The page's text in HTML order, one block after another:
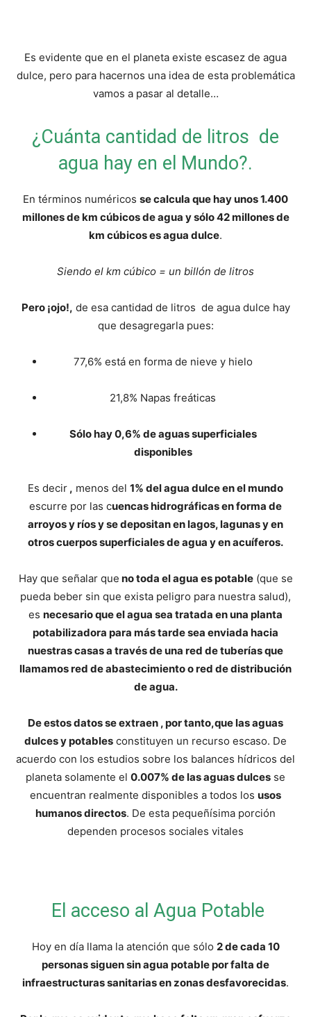
Es evidente que en el planeta existe escasez de agua
dulce, pero para hacernos una idea de esta problemática
vamos a pasar al detalle…
¿Cuánta cantidad de litros de
agua hay en el Mundo?.
En términos numéricos se calcula que hay unos 1.400
millones de km cúbicos de agua y sólo 42 millones de
km cúbicos es agua dulce.
Siendo el km cúbico = un billón de litros
Pero ¡ojo!, de esa cantidad de litros de agua dulce hay
que desagregarla pues:
77,6% está en forma de nieve y hielo
21,8% Napas freáticas
Sólo hay 0,6% de aguas superficiales
disponibles
Es decir , menos del 1% del agua dulce en el mundo
escurre por las cuencas hidrográficas en forma de
arroyos y ríos y se depositan en lagos, lagunas y en
otros cuerpos superficiales de agua y en acuíferos.
Hay que señalar que no toda el agua es potable(que se
pueda beber sin que exista peligro para nuestra salud),
es necesario que el agua sea tratada en una planta
potabilizadora para más tarde sea enviada hacia
nuestras casas a través de una red de tuberías que
llamamos red de abastecimiento o red de distribución
de agua.
De estos datos se extraen , por tanto,que las aguas
dulces y potables constituyen un recurso escaso. De
acuerdo con los estudios sobre los balances hídricos del
planeta solamente el 0.007% de las aguas dulces se
encuentran realmente disponibles a todos los usos
humanos directos. De esta pequeñísima porción
dependen procesos sociales vitales
El acceso al Agua Potable
Hoy en día llama la atención que sólo 2 de cada 10
personas siguen sin agua potable por falta de
infraestructuras sanitarias en zonas desfavorecidas.